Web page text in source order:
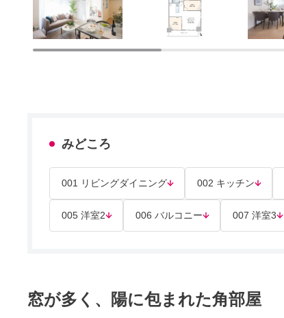
みどころ
001 リビングダイニング 002 キッチン
005 洋室2 006 バルコニー 007 洋室3
窓が多く、陽に包まれた角部屋